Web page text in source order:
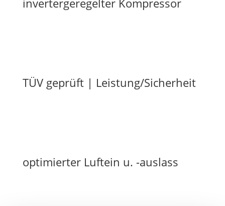
invertergeregelter Kompressor
TÜV geprüft | Leistung/Sicherheit
optimierter Luftein u. -auslass